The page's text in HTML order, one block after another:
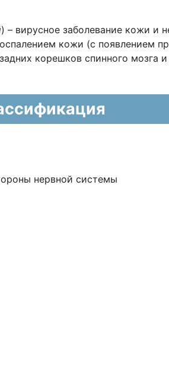
) – вирусное заболевание кожи и
кожи (с появлением
корешков спинного мозга и
нервной системы